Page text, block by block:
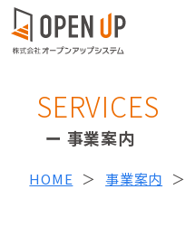
SERVICES
事業案内
HOME 事業案内